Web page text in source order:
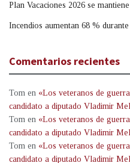
Plan Vacaciones 2026 se
Incendios aumentan 68 %
Comentarios recientes
Tom en «Los veteranos de
candidato a diputado Vladimir
Tom en «Los veteranos de
candidato a diputado Vladimir
Tom en «Los veteranos de
candidato a diputado Vladimir